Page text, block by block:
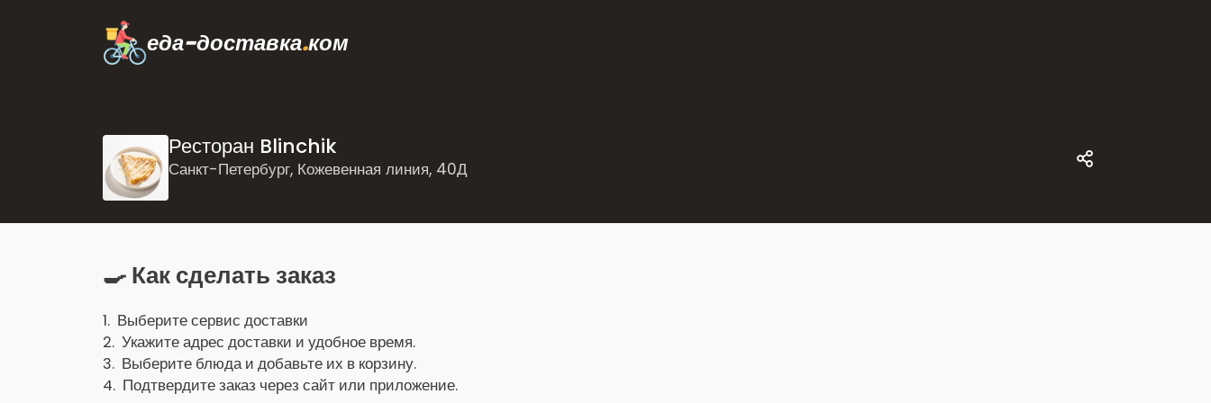
еда-доставка.ком
Ресторан Blinchik
Санкт-Петербург, Кожевенная линия, 40Д
🍳 Как сделать заказ
1. Выберите сервис доставки
2. Укажите адрес доставки и удобное время.
3. Выберите блюда и добавьте их в корзину.
4. Подтвердите заказ через сайт или приложение.